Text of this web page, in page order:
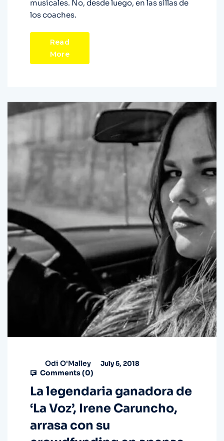
musicales. No, desde luego, en las sillas de
los coaches.
Read
More
Odi O'Malley July 5, 2018
Comments (0)
La legendaria ganadora de
‘La Voz’, Irene Caruncho,
arrasa con su